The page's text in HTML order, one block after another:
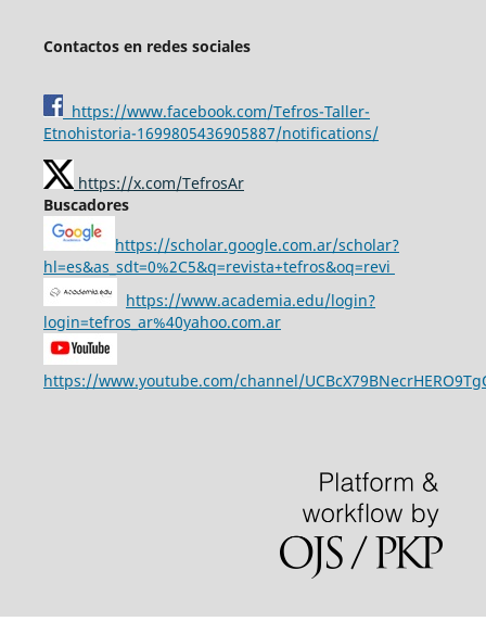
Contactos en redes sociales
https://www.facebook.com/Tefros-Taller-
Etnohistoria-1699805436905887/notifications/
https://x.com/TefrosAr
Buscadores
https://scholar.google.com.ar/scholar?
hl=es&as_sdt=0%2C5&q=revista+tefros&oq=revi
https://www.academia.edu/login?
login=tefros_ar%40yahoo.com.ar
https://www.youtube.com/channel/